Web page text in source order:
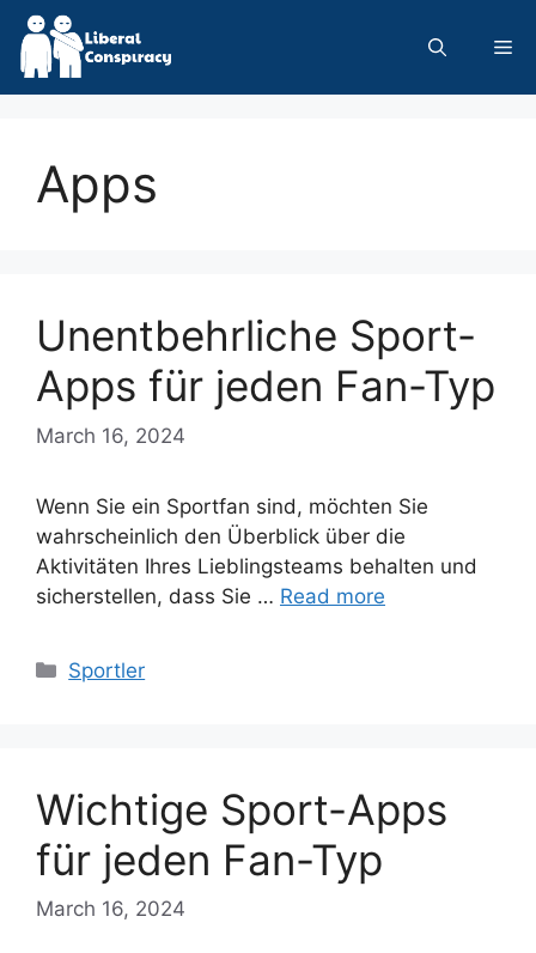
Skip
content
Apps
Unentbehrliche Sport-
Apps für jeden Fan-Typ
March 16, 2024
Wenn Sie ein Sportfan sind, möchten Sie
wahrscheinlich den Überblick über die
Aktivitäten Ihres Lieblingsteams behalten und
sicherstellen, dass Sie … Read more
Categories
Sportler
Wichtige Sport-Apps
für jeden Fan-Typ
March 16, 2024